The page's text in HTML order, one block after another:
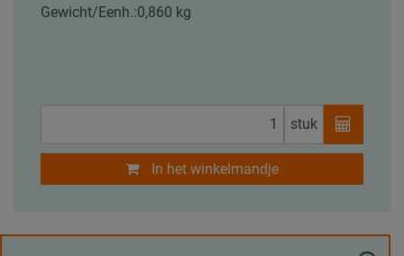
Gewicht/Eenh.:0,860 kg
stuk
In het winkelmandje